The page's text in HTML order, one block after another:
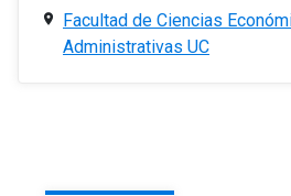
Facultad de Ciencias
Administrativas UC